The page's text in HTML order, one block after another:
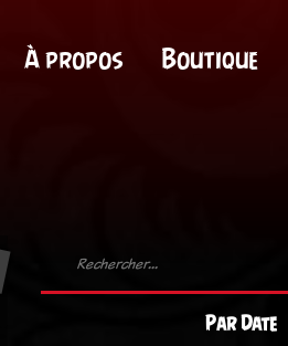
À propos Boutique
Par Date